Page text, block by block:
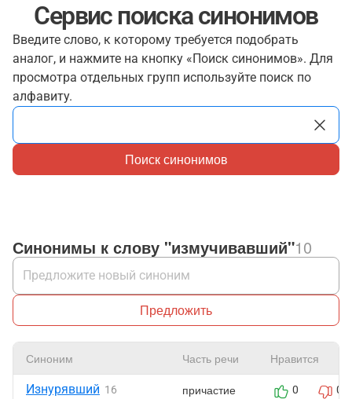
Сервис поиска синонимов
Введите слово, к которому требуется подобрать
аналог, и нажмите на кнопку «Поиск синонимов». Для
просмотра отдельных групп используйте поиск по
алфавиту.
Поиск синонимов
Синонимы к слову "измучивавший"10
Предложить
Синоним Часть речи Нравится
Изнурявший 16 причастие 0 0